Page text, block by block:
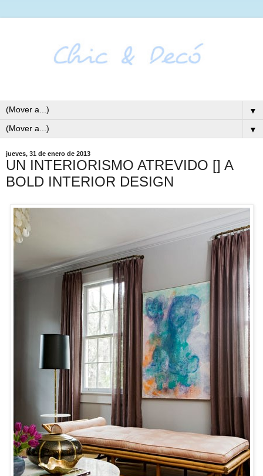
▼
▼
jueves, 31 de enero de 2013
UN INTERIORISMO ATREVIDO [] A
BOLD INTERIOR DESIGN